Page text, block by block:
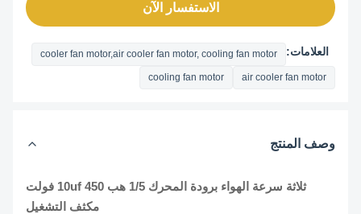
الاستفسار الآن
العلامات: cooler fan motor,air cooler fan motor, cooling fan motor
air cooler fan motor
cooling fan motor
وصف المنتج
ثلاثة سرعة الهواء برودة المحرك 1/5 هب 10uf 450 فولت
مكثف التشغيل